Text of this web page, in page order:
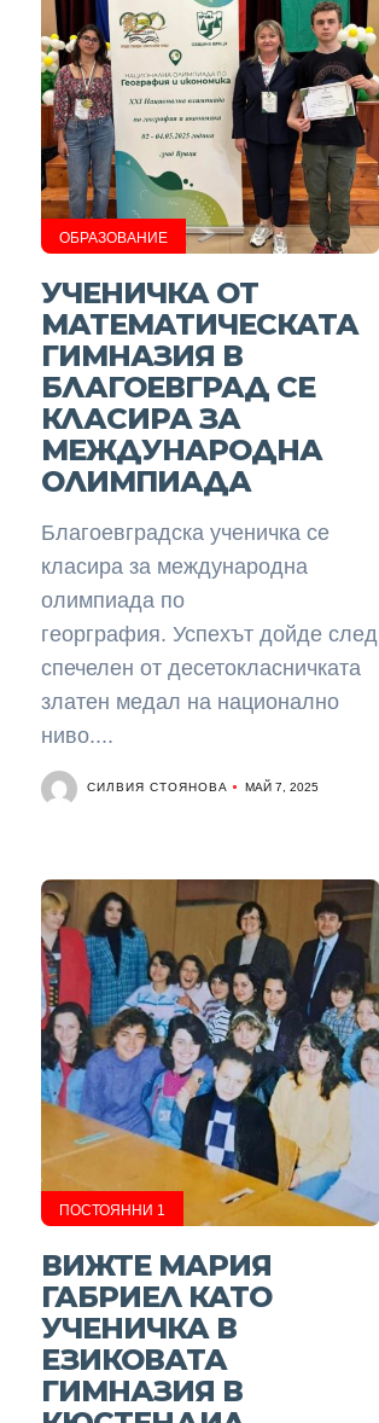
ОБРАЗОВАНИЕ
УЧЕНИЧКА ОТ
МАТЕМАТИЧЕСКАТА
ГИМНАЗИЯ В
БЛАГОЕВГРАД СЕ
КЛАСИРА ЗА
МЕЖДУНАРОДНА
ОЛИМПИАДА
Благоевградска ученичка се
класира за международна
олимпиада по
георграфия. Успехът дойде след
спечелен от десетокласничката
златен медал на национално
ниво....
СИЛВИЯ СТОЯНОВА МАЙ 7, 2025
ПОСТОЯННИ 1
ВИЖТЕ МАРИЯ
ГАБРИЕЛ КАТО
УЧЕНИЧКА В
ЕЗИКОВАТА
ГИМНАЗИЯ В